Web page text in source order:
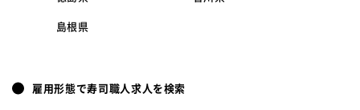
島根県
雇用形態で寿司職人求人を検索